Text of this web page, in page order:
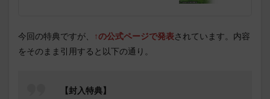
今回の特典ですが、 ↑の公式ページで発表されています。内容
をそのまま引用すると以下の通り。
【封入特典】